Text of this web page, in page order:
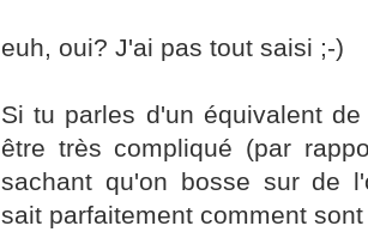
euh, oui? J'ai pas tout saisi ;-)
Si tu parles d'un équivalent
être très compliqué (par
sachant qu'on bosse sur de
sait parfaitement comment